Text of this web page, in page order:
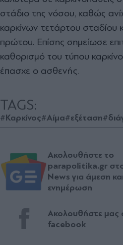
στάδιο της νόσου, καθώς
καρκίνων τετάρτου σταδίου
πρώτου. Επίσης σημείωσε
καθορισμό του τύπου
έπασχε ο ασθενής.
TAGS:
#Καρκίνος#Αίμα#εξέταση
Ακολουθήστε το
parapolitika.gr
News για άμεση
ενημέρωση
Ακολουθήστε μας
facebook